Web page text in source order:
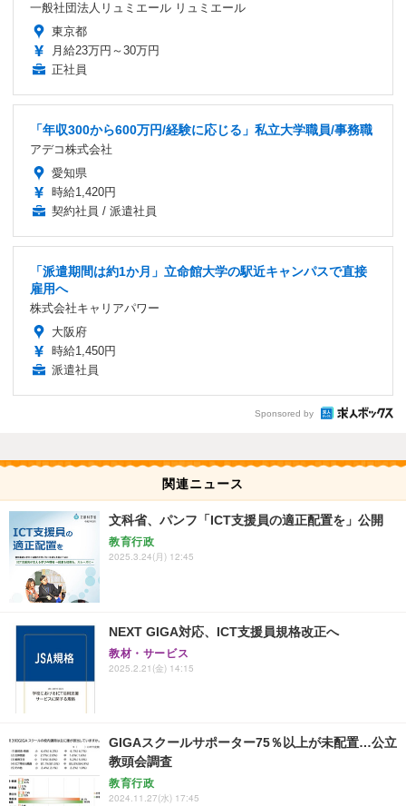
一般社団法人リュミエール リュミエール
東京都
月給23万円～30万円
正社員
「年収300から600万円/経験に応じる」私立大学職員/事務職
アデコ株式会社
愛知県
時給1,420円
契約社員 / 派遣社員
「派遣期間は約1か月」立命館大学の駅近キャンパスで直接
雇用へ
株式会社キャリアパワー
大阪府
時給1,450円
派遣社員
Sponsored by
関連ニュース
文科省、パンフ「ICT支援員の適正配置を」公開
教育行政
2025.3.24(月) 12:45
NEXT GIGA対応、ICT支援員規格改正へ
教材・サービス
2025.2.21(金) 14:15
GIGAスクールサポーター75％以上が未配置…公立
教頭会調査
教育行政
2024.11.27(水) 17:45